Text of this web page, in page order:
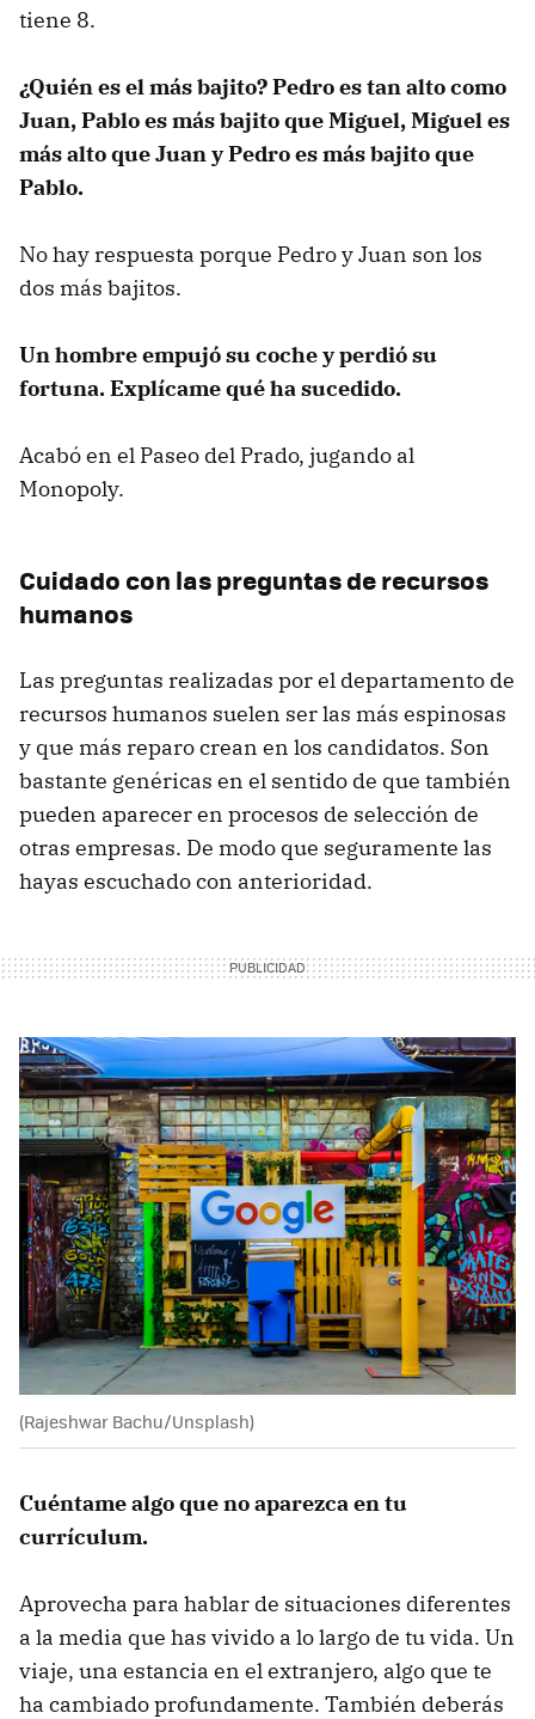
tiene 8.
¿Quién es el más bajito? Pedro es tan alto como
Juan, Pablo es más bajito que Miguel, Miguel es
más alto que Juan y Pedro es más bajito que
Pablo.
No hay respuesta porque Pedro y Juan son los
dos más bajitos.
Un hombre empujó su coche y perdió su
fortuna. Explícame qué ha sucedido.
Acabó en el Paseo del Prado, jugando al
Monopoly.
Cuidado con las preguntas de recursos
humanos
Las preguntas realizadas por el departamento de
recursos humanos suelen ser las más espinosas
y que más reparo crean en los candidatos. Son
bastante genéricas en el sentido de que también
pueden aparecer en procesos de selección de
otras empresas. De modo que seguramente las
hayas escuchado con anterioridad.
(Rajeshwar Bachu/Unsplash)
Cuéntame algo que no aparezca en tu
currículum.
Aprovecha para hablar de situaciones diferentes
a la media que has vivido a lo largo de tu vida. Un
viaje, una estancia en el extranjero, algo que te
ha cambiado profundamente. También deberás